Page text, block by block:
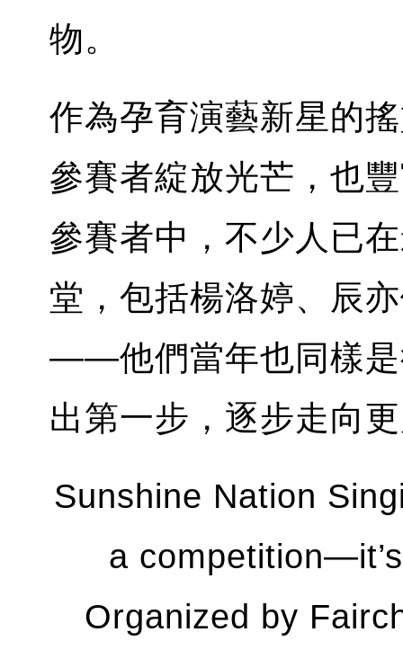
物。
作為孕育演藝新星的
參賽者綻放光芒，也
參賽者中，不少人已
堂，包括楊洛婷、辰
——他們當年也同樣是
出第一步，逐步走向
Sunshine Nation
a
Organized by